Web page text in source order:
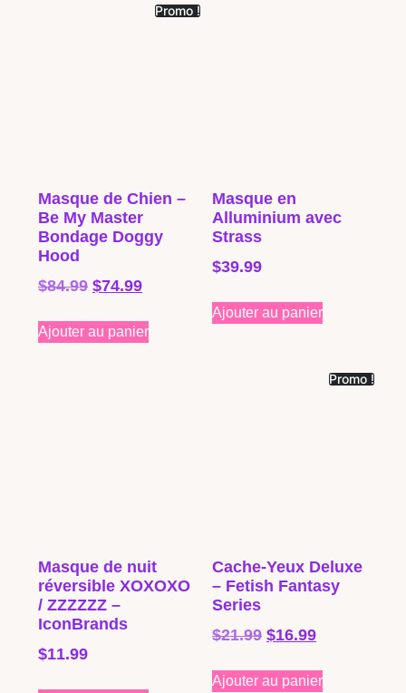
Promo !
Masque de Chien –
Be My Master
Bondage Doggy
Hood
$84.99 $74.99
Ajouter au panier
Masque en
Alluminium avec
Strass
$39.99
Ajouter au panier
Masque de nuit
réversible XOXOXO
/ ZZZZZZ –
IconBrands
$11.99
Promo !
Cache-Yeux Deluxe
– Fetish Fantasy
Series
$21.99 $16.99
Ajouter au panier